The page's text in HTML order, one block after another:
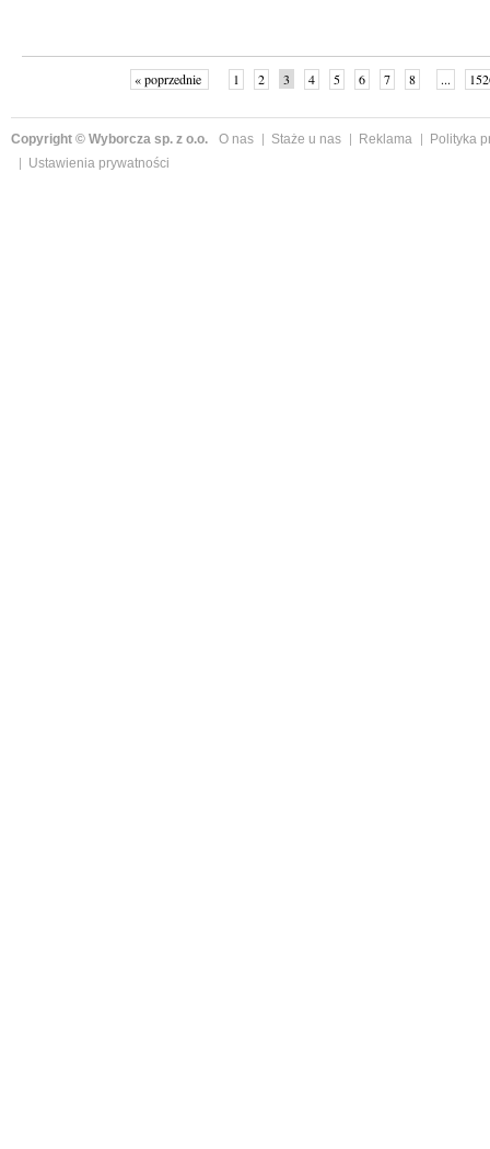
« poprzednie 1 2 3 4 5 6 7 8 ...
Copyright © Wyborcza sp. z o.o. O nas Staże u nas Reklama
Polityka
Ustawienia prywatności